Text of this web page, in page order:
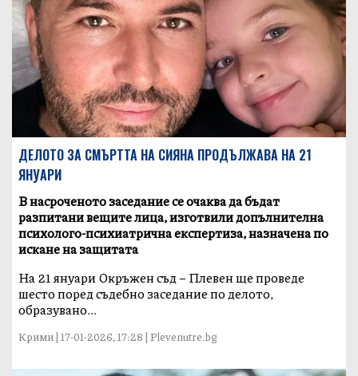
ДЕЛОТО ЗА СМЪРТТА НА СИЯНА ПРОДЪЛЖАВА НА 21
ЯНУАРИ
В насроченото заседание се очаква да бъдат
разпитани вещите лица, изготвили допълнителна
психолого-психиатрична експертиза, назначена по
искане на защитата
На 21 януари Окръжен съд – Плевен ще проведе
шесто поред съдебно заседание по делото,
образувано...
Крими | 17-01-2026, 17:28 | Plevenutre.bg